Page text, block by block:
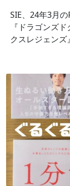
SIE、24年3月
『ドラゴンズ
クスレジェンズ